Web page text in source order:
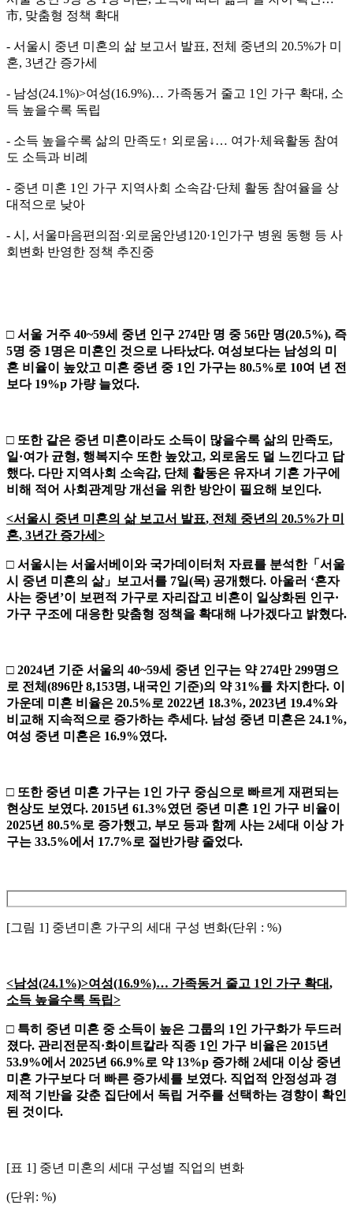
市, 맞춤형 정책 확대
- 서울시 중년 미혼의 삶 보고서 발표, 전체 중년의 20.5%가 미
혼, 3년간 증가세
- 남성(24.1%)>여성(16.9%)… 가족동거 줄고 1인 가구 확대, 소
득 높을수록 독립
- 소득 높을수록 삶의 만족도↑ 외로움↓… 여가·체육활동 참여
도 소득과 비례
- 중년 미혼 1인 가구 지역사회 소속감·단체 활동 참여율을 상
대적으로 낮아
- 시, 서울마음편의점·외로움안녕120·1인가구 병원 동행 등 사
회변화 반영한 정책 추진중
□ 서울 거주 40~59세 중년 인구 274만 명 중 56만 명(20.5%), 즉
5명 중 1명은 미혼인 것으로 나타났다. 여성보다는 남성의 미
혼 비율이 높았고 미혼 중년 중 1인 가구는 80.5%로 10여 년 전
보다 19%p 가량 늘었다.
□ 또한 같은 중년 미혼이라도 소득이 많을수록 삶의 만족도,
일 ·여가 균형, 행복지수 또한 높았고, 외로움도 덜 느낀다고 답
했다. 다만 지역사회 소속감, 단체 활동은 유자녀 기혼 가구에
비해 적어 사회관계망 개선을 위한 방안이 필요해 보인다.
<서울시 중년 미혼의 삶 보고서 발표, 전체 중년의 20.5%가 미
혼, 3년간 증가세 >
□ 서울시는 서울서베이와 국가데이터처 자료를 분석한「 서울
시 중년 미 혼의 삶」 보고서를 7일(목) 공개했다. 아울러 ‘혼자
사는 중년 ’이 보편적 가구로 자리잡고 비혼이 일상화된 인구·
가구 구조에 대응한 맞춤형 정책을 확대해 나가겠다고 밝혔다.
□ 2024년 기준 서울의 40~59세 중년 인구는 약274만299명으
로 전체 (896만8,153명, 내국인 기준)의 약31%를 차지한다. 이
가운데 미혼 비율은 20.5%로 2022년 18.3%, 2023년 19.4%와
비교해 지속적으로 증가하는 추세다. 남성 중년 미혼은 24.1%,
여성 중년 미혼은 16.9%였다.
□ 또한 중년 미혼 가구는 1인 가구 중심으로 빠르게 재편되는
현상도 보였다. 2015년 61.3%였던 중년 미혼 1인 가구 비율이
2025년 80.5%로 증가했고, 부모 등과 함께 사는 2세대 이상 가
구는 33.5%에서 17.7%로 절반가량 줄었다.
[그림 1] 중년미혼 가구의 세대 구성 변화(단위 : %)
<남성(24.1%)>여성(16.9%)… 가족동거 줄고 1인 가구 확대,
소득 높을수록 독립>
□ 특히 중년 미혼 중 소득이 높은 그룹의 1인 가구화가 두드러
졌다. 관리전문직·화이트칼라 직종 1인 가구 비율은 2015년
53.9%에서 2025년 66.9%로 약 13%p 증가해 2세대 이상 중년
미혼 가구보다 더 빠른 증가세를 보였다. 직업적 안정성과 경
제적 기반을 갖춘 집단에서 독립 거주를 선택하는 경향이 확인
된 것이다.
[표 1] 중년 미혼의 세대 구성별 직업의 변화
(단위: %)